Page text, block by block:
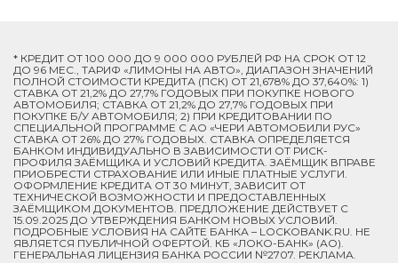
* КРЕДИТ ОТ 100 000 ДО 9 000 000 РУБЛЕЙ РФ НА СРОК ОТ 12
ДО 96 МЕС., ТАРИФ «ЛИМОНЫ НА АВТО», ДИАПАЗОН ЗНАЧЕНИЙ
ПОЛНОЙ СТОИМОСТИ КРЕДИТА (ПСК) ОТ 21,678% ДО 37,640%: 1)
СТАВКА ОТ 21,2% ДО 27,7% ГОДОВЫХ ПРИ ПОКУПКЕ НОВОГО
АВТОМОБИЛЯ; СТАВКА ОТ 21,2% ДО 27,7% ГОДОВЫХ ПРИ
ПОКУПКЕ Б/У АВТОМОБИЛЯ; 2) ПРИ КРЕДИТОВАНИИ ПО
СПЕЦИАЛЬНОЙ ПРОГРАММЕ C АО «ЧЕРИ АВТОМОБИЛИ РУС»
СТАВКА ОТ 26% ДО 27% ГОДОВЫХ. СТАВКА ОПРЕДЕЛЯЕТСЯ
БАНКОМ ИНДИВИДУАЛЬНО В ЗАВИСИМОСТИ ОТ РИСК-
ПРОФИЛЯ ЗАЁМЩИКА И УСЛОВИЙ КРЕДИТА. ЗАЁМЩИК ВПРАВЕ
ПРИОБРЕСТИ СТРАХОВАНИЕ ИЛИ ИНЫЕ ПЛАТНЫЕ УСЛУГИ.
ОФОРМЛЕНИЕ КРЕДИТА ОТ 30 МИНУТ, ЗАВИСИТ ОТ
ТЕХНИЧЕСКОЙ ВОЗМОЖНОСТИ И ПРЕДОСТАВЛЕННЫХ
ЗАЁМЩИКОМ ДОКУМЕНТОВ. ПРЕДЛОЖЕНИЕ ДЕЙСТВУЕТ С
15.09.2025 ДО УТВЕРЖДЕНИЯ БАНКОМ НОВЫХ УСЛОВИЙ.
ПОДРОБНЫЕ УСЛОВИЯ НА САЙТЕ БАНКА – LOCKOBANK.RU. НЕ
ЯВЛЯЕТСЯ ПУБЛИЧНОЙ ОФЕРТОЙ. КБ «ЛОКО-БАНК» (АО).
ГЕНЕРАЛЬНАЯ ЛИЦЕНЗИЯ БАНКА РОССИИ №2707. РЕКЛАМА.